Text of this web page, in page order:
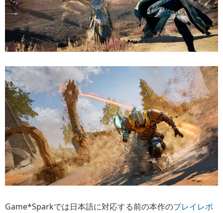
Game*Sparkでは日本語に対応する前の本作のプレイレポ